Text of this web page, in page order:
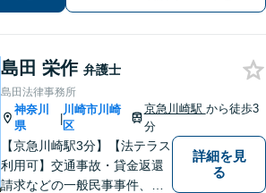
何度でも無料です。【夜間・土日面
島田 栄作 弁護士
島田法律事務所
神奈川
県
|
川崎市川崎
区
京急川崎駅 から徒歩3
分
【京急川崎駅3分】【法テラス
利用可】交通事故・貸金返還
請求などの一般民事事件、離
詳細を見
る